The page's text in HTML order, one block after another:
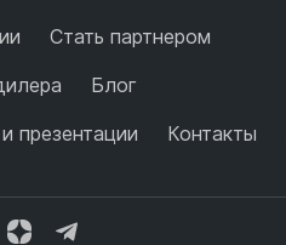
Стать партнером
Блог
презентации
Контакты